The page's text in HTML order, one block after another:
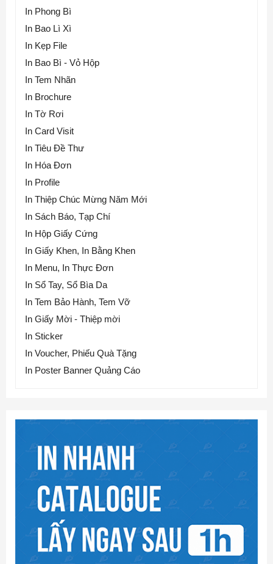
In Phong Bì
In Bao Lì Xì
In Kẹp File
In Bao Bì - Vỏ Hộp
In Tem Nhãn
In Brochure
In Tờ Rơi
In Card Visit
In Tiêu Đề Thư
In Hóa Đơn
In Profile
In Thiệp Chúc Mừng Năm Mới
In Sách Báo, Tạp Chí
In Hộp Giấy Cứng
In Giấy Khen, In Bằng Khen
In Menu, In Thực Đơn
In Sổ Tay, Sổ Bìa Da
In Tem Bảo Hành, Tem Vỡ
In Giấy Mời - Thiệp mời
In Sticker
In Voucher, Phiếu Quà Tặng
In Poster Banner Quảng Cáo